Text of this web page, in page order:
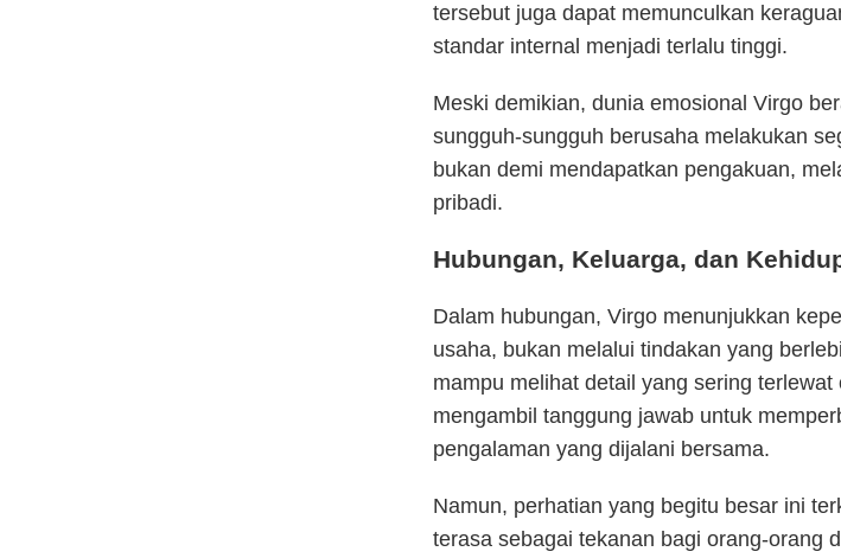
tersebut juga dapat memunculkan
standar internal menjadi terlalu tinggi.
Meski demikian, dunia emosional Virgo
sungguh-sungguh berusaha melakukan
bukan demi mendapatkan pengakuan,
pribadi.
Hubungan, Keluarga, dan
Dalam hubungan, Virgo menunjukkan
usaha, bukan melalui tindakan yang
mampu melihat detail yang sering
mengambil tanggung jawab untuk
pengalaman yang dijalani bersama.
Namun, perhatian yang begitu besar ini
terasa sebagai tekanan bagi orang-orang